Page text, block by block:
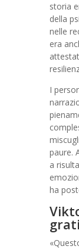
storia
della
nelle
era
I
paure.
a
ha